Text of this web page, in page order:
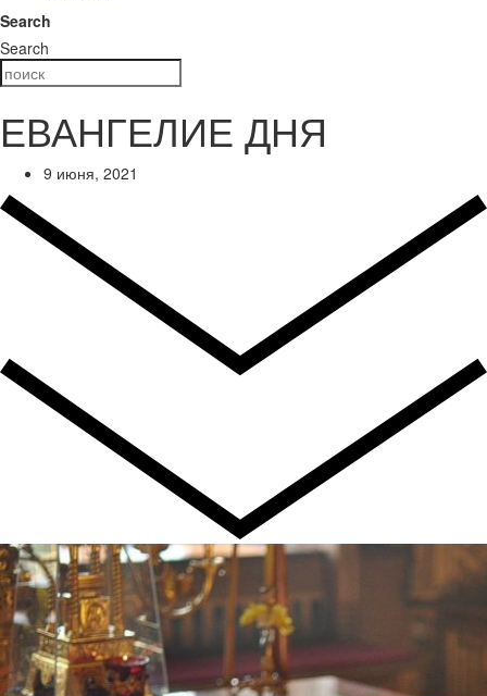
Search
Search
ЕВАНГЕЛИЕ ДНЯ
9 июня, 2021